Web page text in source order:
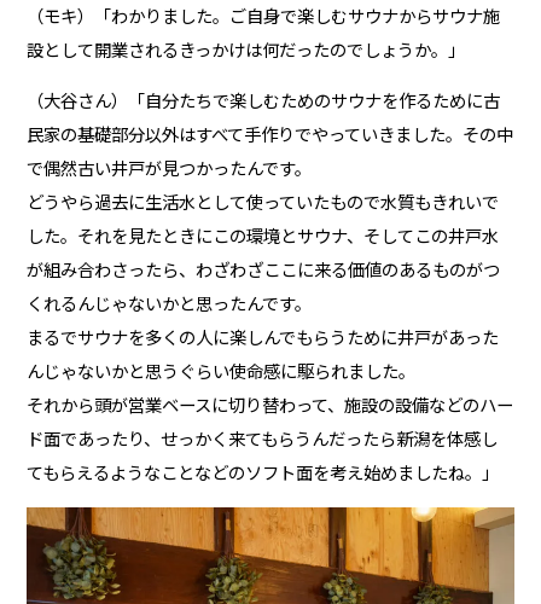
（モキ）「わかりました。ご自身で楽しむサウナからサウナ施
設として開業されるきっかけは何だったのでしょうか。」
（大谷さん）「自分たちで楽しむためのサウナを作るために古
民家の基礎部分以外はすべて手作りでやっていきました。その中
で偶然古い井戸が見つかったんです。
どうやら過去に生活水として使っていたもので水質もきれいで
した。それを見たときにこの環境とサウナ、そしてこの井戸水
が組み合わさったら、わざわざここに来る価値のあるものがつ
くれるんじゃないかと思ったんです。
まるでサウナを多くの人に楽しんでもらうために井戸があった
んじゃないかと思うぐらい使命感に駆られました。
それから頭が営業ベースに切り替わって、施設の設備などのハー
ド面であったり、せっかく来てもらうんだったら新潟を体感し
てもらえるようなことなどのソフト面を考え始めましたね。」